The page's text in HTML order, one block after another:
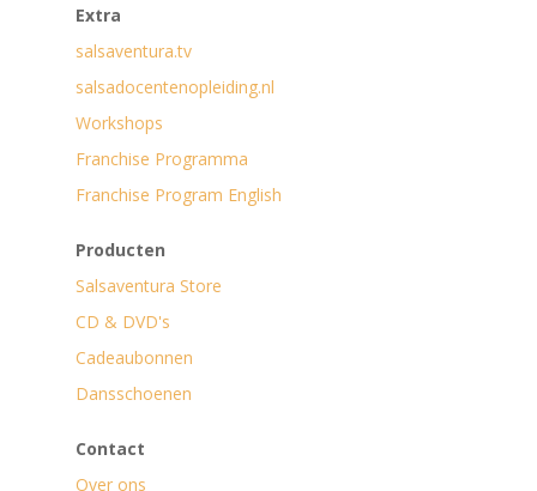
Extra
salsaventura.tv
salsadocentenopleiding.nl
Workshops
Franchise Programma
Franchise Program English
Producten
Salsaventura Store
CD & DVD's
Cadeaubonnen
Dansschoenen
Contact
Over ons